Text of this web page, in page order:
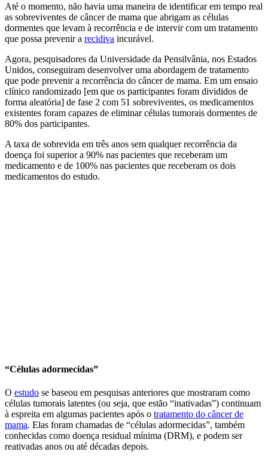
Até o momento, não havia uma maneira de identificar em tempo real
as sobreviventes de câncer de mama que abrigam as células
dormentes que levam à recorrência e de intervir com um tratamento
que possa prevenir a recidiva incurável.
Agora, pesquisadores da Universidade da Pensilvânia, nos Estados
Unidos, conseguiram desenvolver uma abordagem de tratamento
que pode prevenir a recorrência do câncer de mama. Em um ensaio
clínico randomizado [em que os participantes foram divididos de
forma aleatória] de fase 2 com 51 sobreviventes, os medicamentos
existentes foram capazes de eliminar células tumorais dormentes de
80% dos participantes.
A taxa de sobrevida em três anos sem qualquer recorrência da
doença foi superior a 90% nas pacientes que receberam um
medicamento e de 100% nas pacientes que receberam os dois
medicamentos do estudo.
“Células adormecidas”
O estudo se baseou em pesquisas anteriores que mostraram como
células tumorais latentes (ou seja, que estão “inativadas”) continuam
à espreita em algumas pacientes após o tratamento do câncer de
mama. Elas foram chamadas de “células adormecidas”, também
conhecidas como doença residual mínima (DRM), e podem ser
reativadas anos ou até décadas depois.